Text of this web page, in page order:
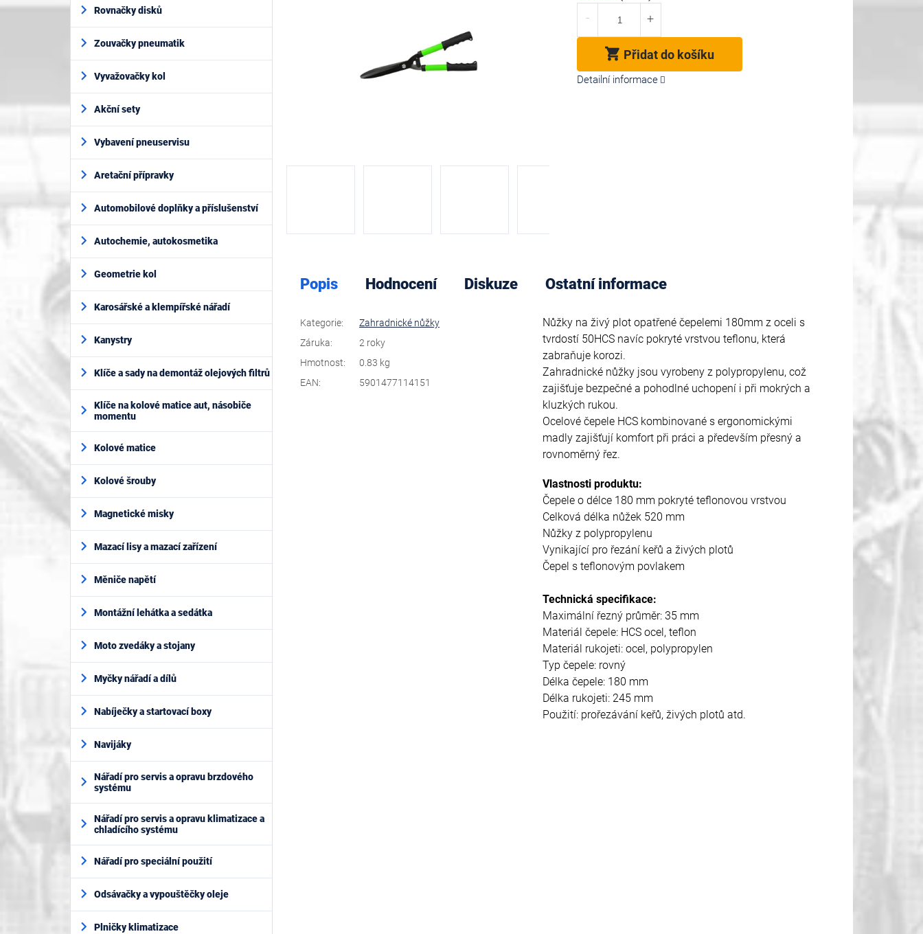
í
e
Rovnačky disků
Zouvačky pneumatik
Vyvažovačky kol
Akční sety
Vybavení pneuservisu
Aretační přípravky
Automobilové doplňky a příslušenství
Autochemie, autokosmetika
Geometrie kol
Karosářské a klempířské nářadí
Kanystry
Klíče a sady na demontáž olejových filtrů
Klíče na kolové matice aut, násobiče
momentu
Kolové matice
Kolové šrouby
Magnetické misky
Mazací lisy a mazací zařízení
Měniče napětí
Montážní lehátka a sedátka
Moto zvedáky a stojany
Myčky nářadí a dílů
Nabíječky a startovací boxy
Navijáky
Nářadí pro servis a opravu brzdového
systému
Nářadí pro servis a opravu klimatizace a
chladícího systému
Nářadí pro speciální použití
Odsávačky a vypouštěčky oleje
Plničky klimatizace
Přidat do košíku
Detailní informace
Popis Hodnocení Diskuze Ostatní informace
Nůžky na živý plot opatřené čepelemi 180mm z oceli s
tvrdostí 50HCS navíc pokryté vrstvou teflonu, která
zabraňuje korozi.
Zahradnické nůžky jsou vyrobeny z polypropylenu, což
zajišťuje bezpečné a pohodlné uchopení i při mokrých a
kluzkých rukou.
Ocelové čepele HCS kombinované s ergonomickými
madly zajišťují komfort při práci a především přesný a
rovnoměrný řez.
Vlastnosti produktu:
Čepele o délce 180 mm pokryté teflonovou vrstvou
Celková délka nůžek 520 mm
Nůžky z polypropylenu
Vynikající pro řezání keřů a živých plotů
Čepel s teflonovým povlakem
Technická specifikace:
Maximální řezný průměr: 35 mm
Materiál čepele: HCS ocel, teflon
Materiál rukojeti: ocel, polypropylen
Typ čepele: rovný
Délka čepele: 180 mm
Délka rukojeti: 245 mm
Použití: prořezávání keřů, živých plotů atd.
Kategorie:
Zahradnické nůžky
Záruka:
2 roky
Hmotnost:
0.83 kg
EAN: 5901477114151